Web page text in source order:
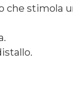
che stimola